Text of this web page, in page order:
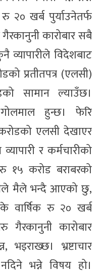
२० खर्ब पुर्याउनेतर्फ
कारोबार सबै
व्यापारीले विदेशबाट
प्रतीतपत्र (एलसी)
सामान ल्याउँछ।
हुन्छ। फेरि
एलसी देखाएर
र कर्मचारीको
१५ करोड बराबरको
मैले भन्दै आएको छु,
वार्षिक रु २० खर्ब
कारोबार
भइराख्छ। भ्रष्टाचार
भन्ने विषय हो।